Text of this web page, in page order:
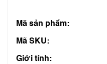
Mã sản phẩm:
Mã SKU:
Giới tính: